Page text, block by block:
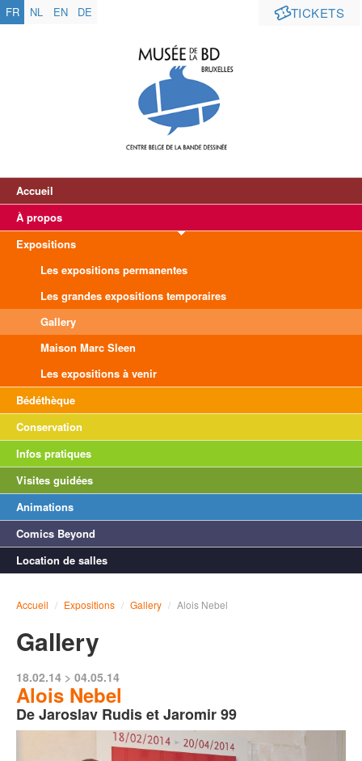
TICKETS
FR NL EN DE
Accueil
À propos
Expositions
Les expositions permanentes
Les grandes expositions temporaires
Gallery
Maison Marc Sleen
Les expositions à venir
Bédéthèque
Conservation
Infos pratiques
Visites guidées
Animations
Comics Beyond
Location de salles
Accueil / Expositions / Gallery / Alois Nebel
Gallery
18.02.14 > 04.05.14
Alois Nebel
De Jaroslav Rudis et Jaromir 99